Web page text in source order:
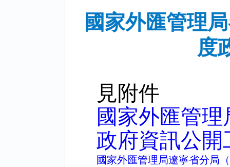
國家外匯管理
度
見附件
國家外匯管
政府資訊公開
國家外匯管理局遼寧省分局